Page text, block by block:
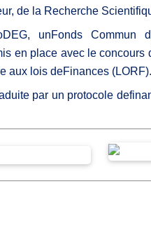
de la Recherche
unFonds Commun
en place avec le
aux lois deFinances (LORF).
par un protocole